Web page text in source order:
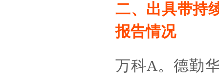
二、出具带持
报告情况
万科A。德勤